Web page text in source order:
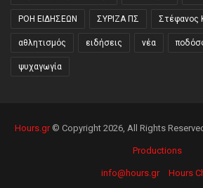
ΡΟΗ ΕΙΔΗΣΕΩΝ ΣΥΡΙΖΑ ΠΣ Στέφανος
αθλητισμός ειδήσεις νέα
ψυχαγωγία
Hours.gr© Copyright 2026, All Rights
Productions
info@hours.gr Hours